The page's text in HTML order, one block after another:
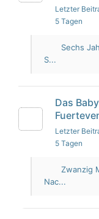
Letzter
5 Tagen
Sechs
S...
Das
Letzter
5 Tagen
Zwanzig
Nac...